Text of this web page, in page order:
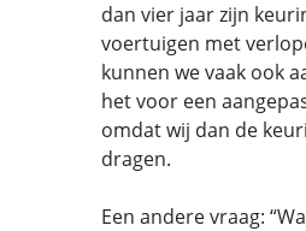
dan vier jaar zijn
voertuigen met
kunnen we vaak ook
het voor een
omdat wij dan de
dragen.
Een andere vraag: